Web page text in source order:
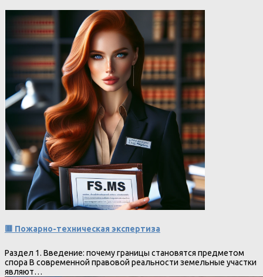
🟥 Пожарно-техническая экспертиза
Раздел 1. Введение: почему границы становятся предметом
спора В современной правовой реальности земельные участки
являют…